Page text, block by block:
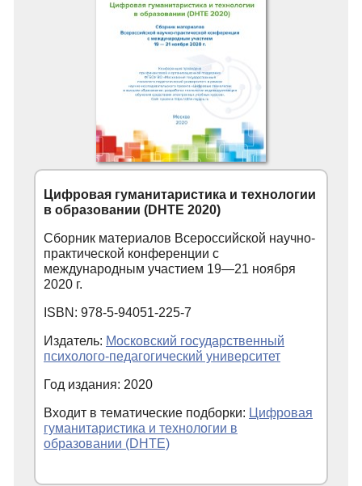
Цифровая гуманитаристика и технологии
в образовании (DHTE 2020)
Сборник материалов Всероссийской научно-
практической конференции с
международным участием 19—21 ноября
2020 г.
ISBN: 978-5-94051-225-7
Издатель: Московский государственный
психолого-педагогический университет
Год издания: 2020
Входит в тематические подборки: Цифровая
гуманитаристика и технологии в
образовании (DHTE)